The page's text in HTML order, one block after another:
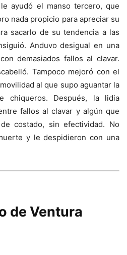
le ayudó el manso tercero, que
nada propicio para apreciar su
sacarlo de su tendencia a las
Anduvo desigual en una
demasiados fallos al clavar.
Tampoco mejoró con el
al que supo aguantar la
chiqueros. Después, la lidia
fallos al clavar y algún que
costado, sin efectividad. No
y le despidieron con una
de Ventura